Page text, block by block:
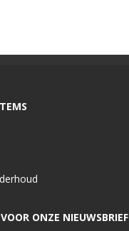
ONZE NIEUWSBRIEF